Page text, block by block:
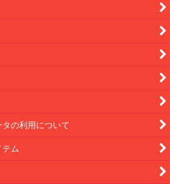
の利用について
ム